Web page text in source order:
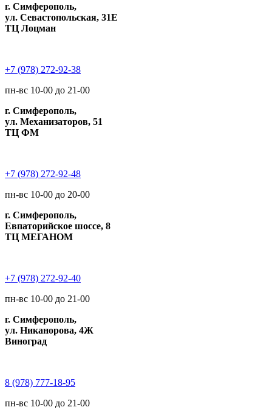
г. Симферополь,
ул. Севастопольская, 31Е
ТЦ Лоцман
+7 (978) 272-92-38
пн-вс 10-00 до 21-00
г. Симферополь,
ул. Механизаторов, 51
ТЦ ФМ
+7 (978) 272-92-48
пн-вс 10-00 до 20-00
г. Симферополь,
Евпаторийское шоссе, 8
ТЦ МЕГАНОМ
+7 (978) 272-92-40
пн-вс 10-00 до 21-00
г. Симферополь,
ул. Никанорова, 4Ж
Виноград
8 (978) 777-18-95
пн-вс 10-00 до 21-00